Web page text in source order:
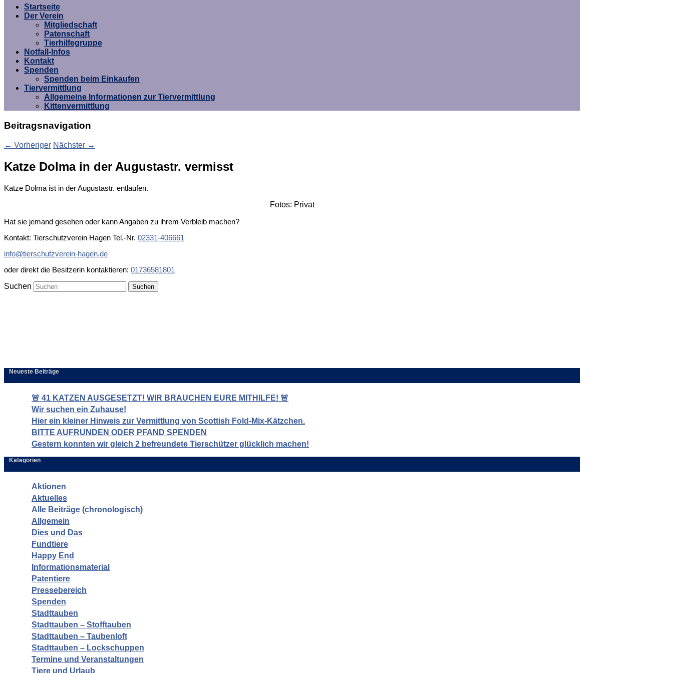
Startseite
Der Verein
Mitgliedschaft
Patenschaft
Tierhilfegruppe
Notfall-Infos
Kontakt
Spenden
Spenden beim Einkaufen
Tiervermittlung
Allgemeine Informationen zur Tiervermittlung
Kittenvermittlung
Beitragsnavigation
← Vorheriger Nächster →
Katze Dolma in der Augustastr. vermisst
Katze Dolma ist in der Augustastr. entlaufen.
Fotos: Privat
Hat sie jemand gesehen oder kann Angaben zu ihrem Verbleib machen?
Kontakt: Tierschutzverein Hagen Tel.-Nr. 02331-406661
info@tierschutzverein-hagen.de
oder direkt die Besitzerin kontaktieren: 01736581801
Suchen
Neueste Beiträge
🚨 41 KATZEN AUSGESETZT! WIR BRAUCHEN EURE MITHILFE! 🚨
Wir suchen ein Zuhause!
Hier ein kleiner Hinweis zur Vermittlung von Scottish Fold-Mix-Kätzchen.
BITTE AUFRUNDEN ODER PFAND SPENDEN
Gestern konnten wir gleich 2 befreundete Tierschützer glücklich machen!
Kategorien
Aktionen
Aktuelles
Alle Beiträge (chronologisch)
Allgemein
Dies und Das
Fundtiere
Happy End
Informationsmaterial
Patentiere
Pressebereich
Spenden
Stadttauben
Stadttauben – Stofftauben
Stadttauben – Taubenloft
Stadttauben – Lockschuppen
Termine und Veranstaltungen
Tiere und Urlaub